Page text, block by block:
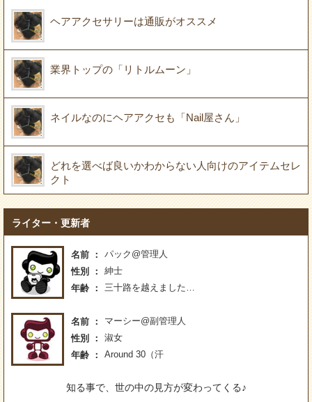
ヘアアクセサリーは通販がオススメ
業界トップの「リトルムーン」
ネイルなのにヘアアクセも「Nail屋さん」
どれを選べば良いかわからない人向けのアイテムセレ
クト
ライター・更新者
名前
パック@管理人
性別
紳士
年齢
三十路を越えました…
名前
マーシー@副管理人
性別
淑女
年齢
Around 30（汗
知る事で、世の中の見方が変わってくる♪